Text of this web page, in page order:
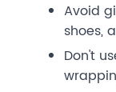
Avoid
shoes,
Don't